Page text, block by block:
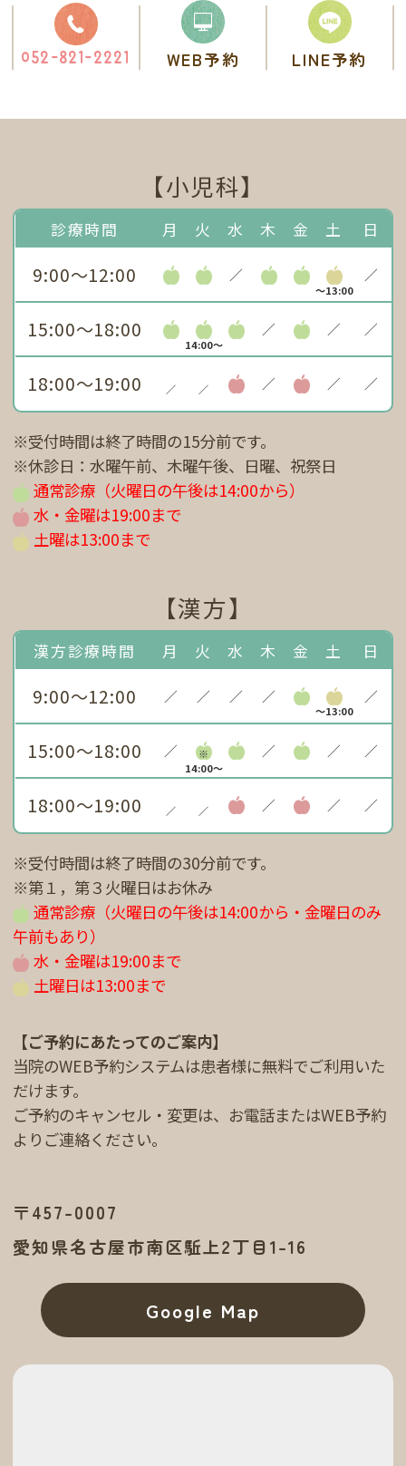
052-821-2221 WEB予約 LINE予約
【小児科】
診療時間 月 火 水 木 金 土 日
9:00～12:00 ／
～13:00
／
15:00～18:00
14:00～
／ ／ ／
18:00～19:00 ／ ／ ／ ／ ／
※受付時間は終了時間の15分前です。
※休診日：水曜午前、木曜午後、日曜、祝祭日
通常診療（火曜日の午後は14:00から）
水・金曜は19:00まで
土曜は13:00まで
【漢方】
漢方診療時間 月 火 水 木 金 土 日
9:00～12:00 ／ ／ ／ ／
～13:00
／
15:00～18:00 ／
※
14:00～
／ ／ ／
18:00～19:00 ／ ／ ／ ／ ／
※受付時間は終了時間の30分前です。
※第１，第３火曜日はお休み
通常診療（火曜日の午後は14:00から・金曜日のみ
午前もあり）
水・金曜は19:00まで
土曜日は13:00まで
【ご予約にあたってのご案内】
当院のWEB予約システムは患者様に無料でご利用いた
だけます。
ご予約のキャンセル・変更は、お電話またはWEB予約
よりご連絡ください。
〒457-0007
愛知県名古屋市南区駈上2丁目1-16
Google Map